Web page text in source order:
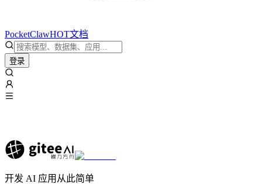
PocketClawHOT文档
登录
开发 AI 应用从此简单